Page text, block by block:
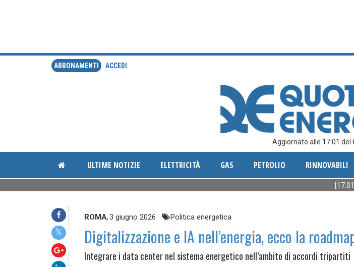
ABBONAMENTI ACCEDI
Aggiornato alle 17:01 del
ULTIME NOTIZIE ELETTRICITÀ GAS PETROLIO RINNOVABILI
[17:01]
ROMA,3 giugno 2026 Politica energetica
Digitalizzazione e IA nell’energia, ecco la
Integrare i data center nel sistema energetico nell’ambito di accordi tripartiti